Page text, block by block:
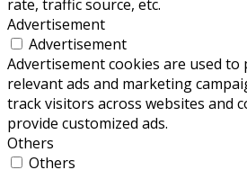
rate, traffic source, etc.
Advertisement
Advertisement
Advertisement cookies are used
relevant ads and marketing
track visitors across websites and
provide customized ads.
Others
Others